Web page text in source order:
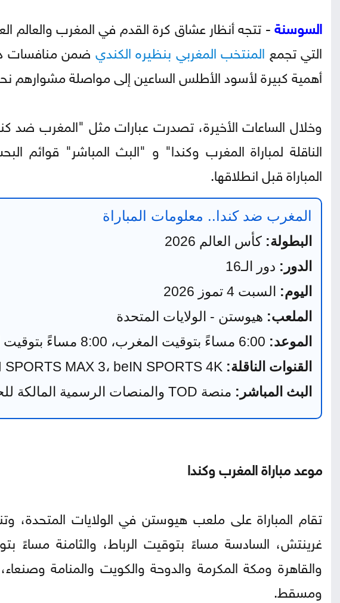
السوسنة- تتجه أنظار عشاق كرة القدم في المغرب والعالم
التي تجمع المنتخب المغربي بنظيره الكندي
أهمية كبيرة لأسود الأطلس الساعين إلى مواصلة مشوارهم
وخلال الساعات الأخيرة، تصدرت عبارات مثل "المغرب ضد
الناقلة لمباراة المغرب وكندا" و "البث المباشر" قوائم
المباراة قبل انطلاقها.
المغرب ضد كندا.. معلومات المباراة
البطولة: كأس العالم 2026
الدور: دور الـ16
اليوم: السبت 4 تموز 2026
الملعب: هيوستن - الولايات المتحدة
الموعد:
القنوات الناقلة:
البث المباشر: منصة TOD والمنصات الرسمية المالكة للحقوق
موعد مباراة المغرب وكندا
تقام المباراة على ملعب هيوستن في الولايات المتحدة،
غرينتش، السادسة مساءً بتوقيت الرباط، والثامنة
والقاهرة ومكة المكرمة والدوحة والكويت والمنامة
ومسقط.